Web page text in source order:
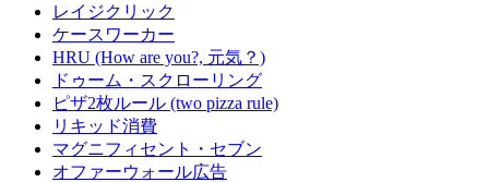
レイジクリック
ケースワーカー
HRU (How are you?, 元気？)
ドゥーム・スクローリング
ピザ2枚ルール (two pizza rule)
リキッド消費
マグニフィセント・セブン
オファーウォール広告